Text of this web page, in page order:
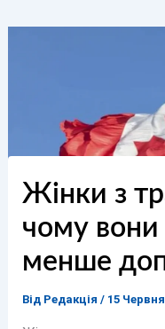
Жінки з
чому
менше
Від Редакція / 15